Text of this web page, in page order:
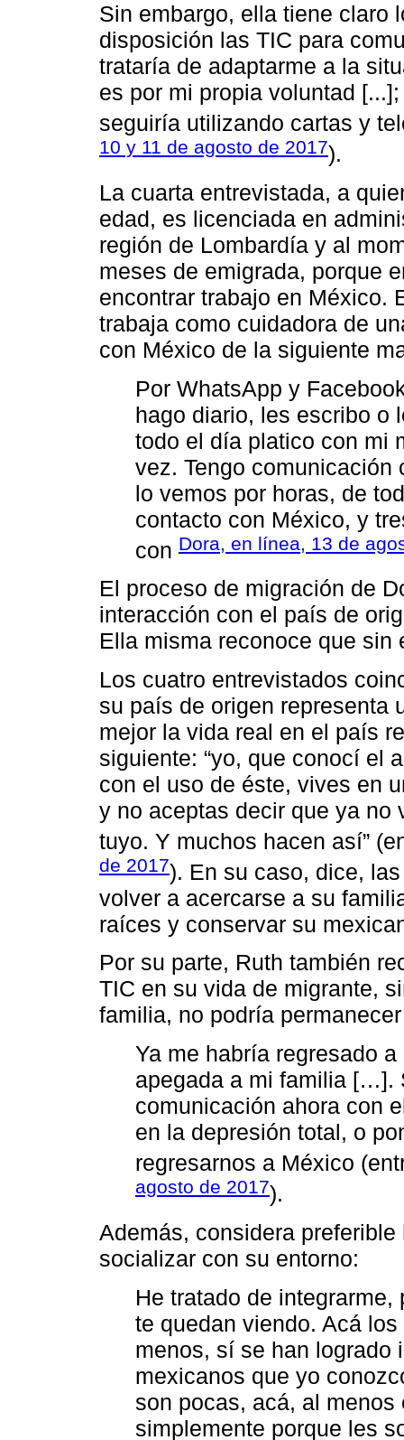
Sin embargo, ella tiene claro
disposición las TIC para
trataría de adaptarme a la
es por mi propia voluntad
seguiría utilizando cartas y
10 y 11 de agosto de 2017).
La cuarta entrevistada, a
edad, es licenciada en
región de Lombardía y al
meses de emigrada, porque
encontrar trabajo en México.
trabaja como cuidadora de
con México de la siguiente
Por WhatsApp y
hago diario, les escribo o
todo el día platico con mi
vez. Tengo
lo vemos por horas, de
contacto con México, y
con Dora, en línea, 13 de
El proceso de migración de
interacción con el país de
Ella misma reconoce que
Los cuatro entrevistados
su país de origen representa
mejor la vida real en el país
siguiente: “yo, que conocí el
con el uso de éste, vives en
y no aceptas decir que ya no
tuyo. Y muchos hacen así”
de 2017). En su caso, dice,
volver a acercarse a su
raíces y conservar su
Por su parte, Ruth también
TIC en su vida de migrante,
familia, no podría
Ya me habría regresado
apegada a mi familia […].
comunicación ahora con
en la depresión total, o
regresarnos a México
agosto de 2017).
Además, considera
socializar con su entorno:
He tratado de
te quedan viendo. Acá
menos, sí se han logrado
mexicanos que yo
son pocas, acá, al
simplemente porque les